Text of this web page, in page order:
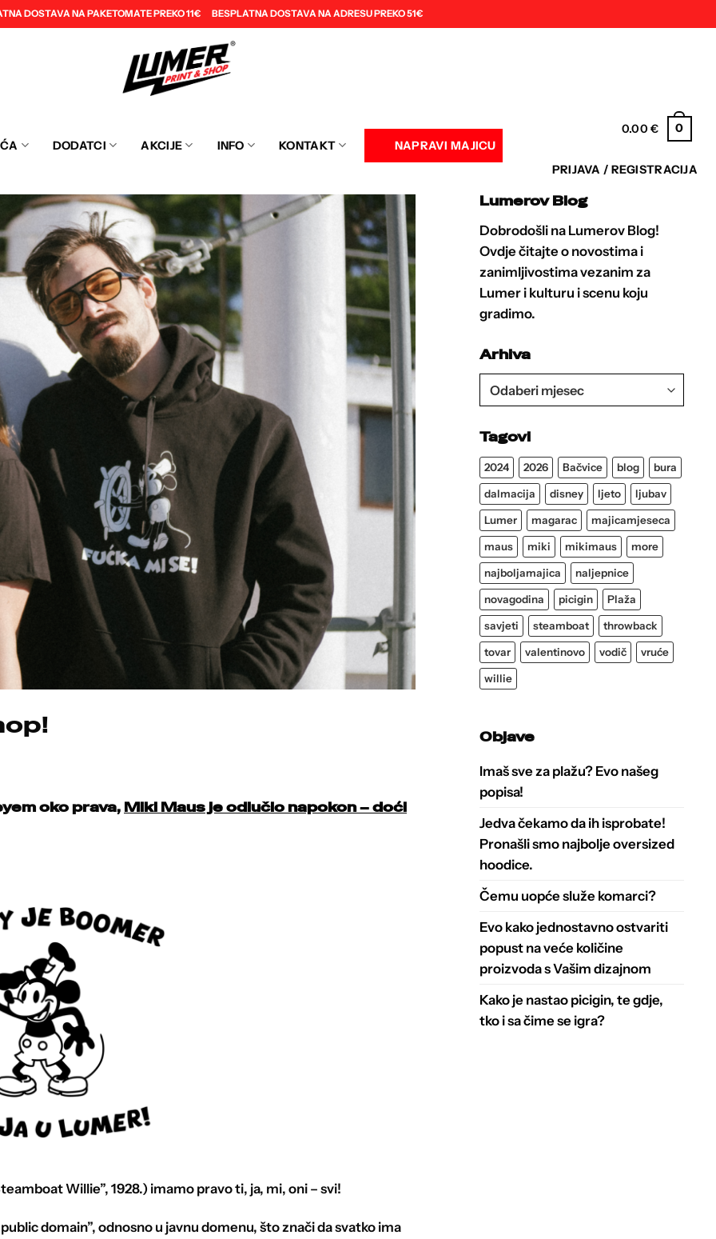
DOSTAVA NA PAKETOMATE PREKO 11€ BESPLATNA DOSTAVA NA ADRESU PREKO 51€
DODATCI AKCIJE INFO KONTAKT NAPRAVI MAJICU
0.00€ 0
PRIJAVA / REGISTRACIJA
oko prava, Miki Maus je odlučio napokon – doći
Willie”, 1928.) imamo pravo ti, ja, mi, oni – svi!
domain”, odnosno u javnu domenu, što znači da svatko ima
Lumerov Blog
Dobrodošli na Lumerov Blog!
Ovdje čitajte o novostima i
zanimljivostima vezanim za
Lumer i kulturu i scenu koju
gradimo.
Arhiva
Arhiva
Tagovi
2024 2026 Bačvice blog bura
dalmacija disney ljeto ljubav
Lumer magarac majicamjeseca
maus miki mikimaus more
najboljamajica naljepnice
novagodina picigin Plaža
savjeti steamboat throwback
tovar valentinovo vodič vruće
willie
Objave
Imaš sve za plažu? Evo našeg
popisa!
Jedva čekamo da ih isprobate!
Pronašli smo najbolje oversized
hoodice.
Čemu uopće služe komarci?
Evo kako jednostavno ostvariti
popust na veće količine
proizvoda s Vašim dizajnom
Kako je nastao picigin, te gdje,
tko i sa čime se igra?